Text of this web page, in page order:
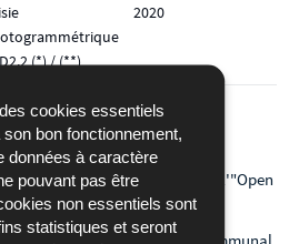
cookies essentiels
bon fonctionnement,
données à caractère
pouvant pas être
non essentiels sont
statistiques et seront
(*) / (**)
2020
LiDAR 2019
suivantstandards CityGML
de l'"Open